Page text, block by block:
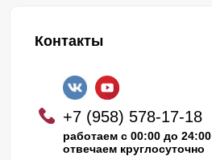
Контакты
+7 (958) 578-17-18
работаем с 00:00 до 24:00
отвечаем круглосуточно